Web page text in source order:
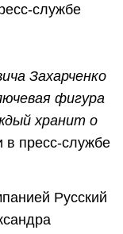
службе
Захарченко
фигура
хранит о
в пресс-службе